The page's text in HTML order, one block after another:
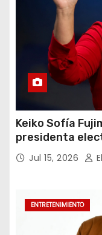
Keiko Sofía
presidenta
para el periodo
Jul 15, 2026
ENTRETENIMIENTO